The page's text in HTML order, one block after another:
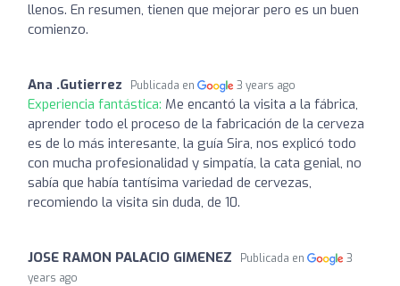
llenos. En resumen, tienen que mejorar pero es un buen
comienzo.
Ana .Gutierrez Publicada en 3 years ago
Experiencia fantástica: Me encantó la visita a la fábrica,
aprender todo el proceso de la fabricación de la cerveza
es de lo más interesante, la guía Sira, nos explicó todo
con mucha profesionalidad y simpatía, la cata genial, no
sabía que había tantísima variedad de cervezas,
recomiendo la visita sin duda, de 10.
JOSE RAMON PALACIO GIMENEZ Publicada en
3
years ago